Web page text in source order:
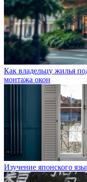
Как владельцу жилья
монтажа окон
Изучение японского